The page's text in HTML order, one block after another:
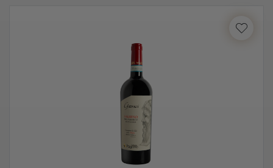
struguri, însă Glera este de departe cel mai cunoscut.
Unii producători, mai amestecă pe lângă Glera și alte
soiuri de struguri, precum: Verdiso, Bianchetta
Trevigiana, Perera, Glera lunga, Chardonnay, Pinot
Bianco, Pinot Grigio sau Pinot Nero.
Numele de Prosecco provine de la locul de origine -
satul Prosecco, situat foarte aproape de Trieste. Peste
50% din producția de Prosecco provine din acele locuri,